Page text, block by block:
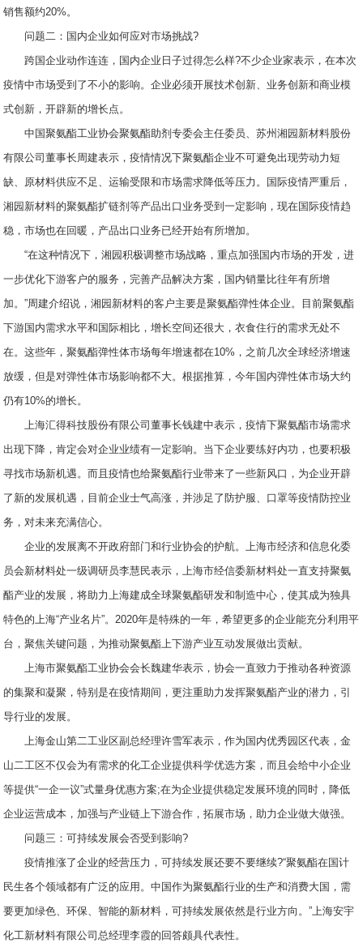
销售额约20%。
问题二：国内企业如何应对市场挑战?
跨国企业动作连连，国内企业日子过得怎么样?不少企业家表示，在本次
疫情中市场受到了不小的影响。企业必须开展技术创新、业务创新和商业模
式创新，开辟新的增长点。
中国聚氨酯工业协会聚氨酯助剂专委会主任委员、苏州湘园新材料股份
有限公司董事长周建表示，疫情情况下聚氨酯企业不可避免出现劳动力短
缺、原材料供应不足、运输受限和市场需求降低等压力。国际疫情严重后，
湘园新材料的聚氨酯扩链剂等产品出口业务受到一定影响，现在国际疫情趋
稳，市场也在回暖，产品出口业务已经开始有所增加。
“在这种情况下，湘园积极调整市场战略，重点加强国内市场的开发，进
一步优化下游客户的服务，完善产品解决方案，国内销量比往年有所增
加。”周建介绍说，湘园新材料的客户主要是聚氨酯弹性体企业。目前聚氨酯
下游国内需求水平和国际相比，增长空间还很大，衣食住行的需求无处不
在。这些年，聚氨酯弹性体市场每年增速都在10%，之前几次全球经济增速
放缓，但是对弹性体市场影响都不大。根据推算，今年国内弹性体市场大约
仍有10%的增长。
上海汇得科技股份有限公司董事长钱建中表示，疫情下聚氨酯市场需求
出现下降，肯定会对企业业绩有一定影响。当下企业要练好内功，也要积极
寻找市场新机遇。而且疫情也给聚氨酯行业带来了一些新风口，为企业开辟
了新的发展机遇，目前企业士气高涨，并涉足了防护服、口罩等疫情防控业
务，对未来充满信心。
企业的发展离不开政府部门和行业协会的护航。上海市经济和信息化委
员会新材料处一级调研员李慧民表示，上海市经信委新材料处一直支持聚氨
酯产业的发展，将助力上海建成全球聚氨酯研发和制造中心，使其成为独具
特色的上海“产业名片”。2020年是特殊的一年，希望更多的企业能充分利用平
台，聚焦关键问题，为推动聚氨酯上下游产业互动发展做出贡献。
上海市聚氨酯工业协会会长魏建华表示，协会一直致力于推动各种资源
的集聚和凝聚，特别是在疫情期间，更注重助力发挥聚氨酯产业的潜力，引
导行业的发展。
上海金山第二工业区副总经理许雪军表示，作为国内优秀园区代表，金
山二工区不仅会为有需求的化工企业提供科学优选方案，而且会给中小企业
等提供“一企一议”式量身优惠方案;在为企业提供稳定发展环境的同时，降低
企业运营成本，加强与产业链上下游合作，拓展市场，助力企业做大做强。
问题三：可持续发展会否受到影响?
疫情推涨了企业的经营压力，可持续发展还要不要继续?“聚氨酯在国计
民生各个领域都有广泛的应用。中国作为聚氨酯行业的生产和消费大国，需
要更加绿色、环保、智能的新材料，可持续发展依然是行业方向。”上海安宇
化工新材料有限公司总经理李霞的回答颇具代表性。